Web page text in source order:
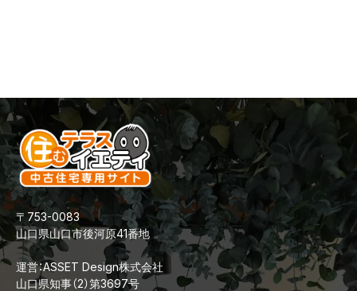
〒753-0083
山口県山口市後河原41番地
運営：ASSET Design株式会社
山口県知事（2）第3697号